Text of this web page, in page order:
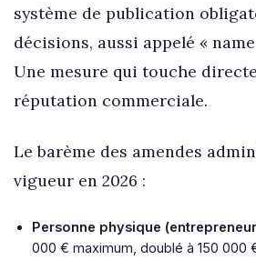
système de publication
décisions, aussi appelé «
Une mesure qui touche
réputation commerciale.
Le barème des amendes
vigueur en 2026 :
Personne physique
000 € maximum, doublé à 150 000